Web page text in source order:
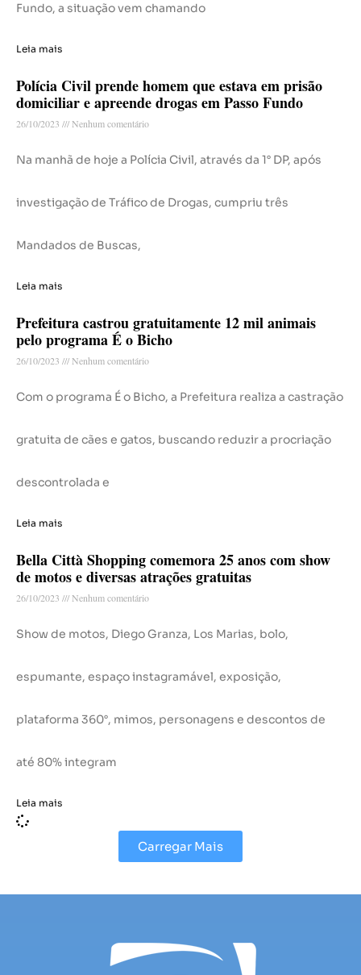
Fundo, a situação vem chamando
Leia mais
Polícia Civil prende homem que estava em prisão
domiciliar e apreende drogas em Passo Fundo
26/10/2023 Nenhum comentário
Na manhã de hoje a Polícia Civil, através da 1° DP, após
investigação de Tráfico de Drogas, cumpriu três
Mandados de Buscas,
Leia mais
Prefeitura castrou gratuitamente 12 mil animais
pelo programa É o Bicho
26/10/2023 Nenhum comentário
Com o programa É o Bicho, a Prefeitura realiza a castração
gratuita de cães e gatos, buscando reduzir a procriação
descontrolada e
Leia mais
Bella Città Shopping comemora 25 anos com show
de motos e diversas atrações gratuitas
26/10/2023 Nenhum comentário
Show de motos, Diego Granza, Los Marias, bolo,
espumante, espaço instagramável, exposição,
plataforma 360°, mimos, personagens e descontos de
até 80% integram
Leia mais
Carregar Mais